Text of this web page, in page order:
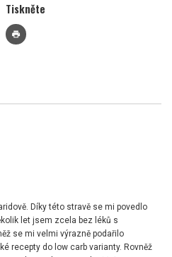
Tiskněte
print
Díky této stravě se mi povedlo
let jsem zcela bez léků s
se mi velmi výrazně podařilo
recepty do low carb varianty. Rovněž